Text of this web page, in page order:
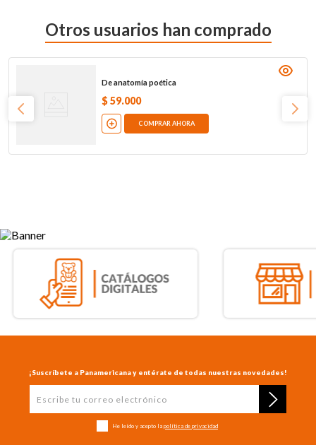
Otros usuarios han comprado
De anatomía poética
$ 59.000
COMPRAR AHORA
¡Suscríbete a Panamericana y entérate de todas nuestras novedades!
He leído y acepto la política de privacidad